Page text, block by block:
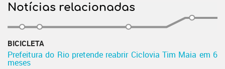
Notícias relacionadas
BICICLETA
Prefeitura do Rio pretende reabrir Ciclovia Tim Maia em 6
meses